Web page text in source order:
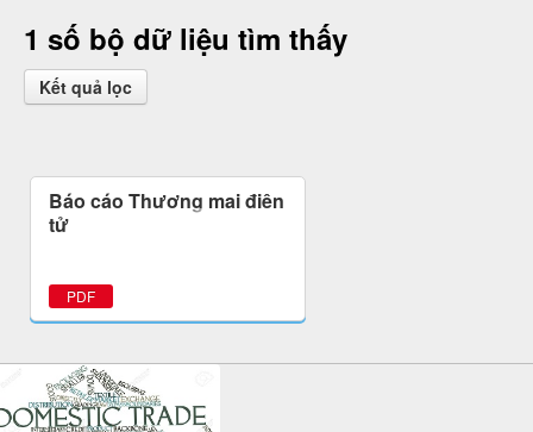
1 số bộ dữ liệu tìm thấy
Kết quả lọc
Báo cáo Thương mại điện
tử
PDF